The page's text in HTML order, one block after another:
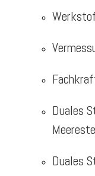
Duales
Duales